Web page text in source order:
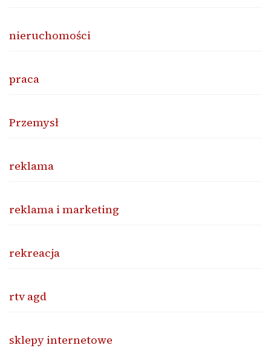
nieruchomości
praca
Przemysł
reklama
reklama i marketing
rekreacja
rtv agd
sklepy internetowe